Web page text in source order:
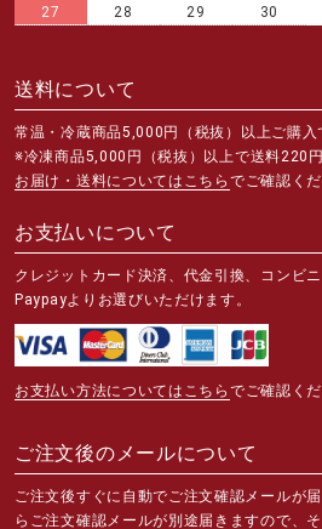
27
28 29 30
送料について
常温・冷蔵商品5,000円（税抜）以上ご購入
※冷凍商品5,000円（税抜）以上で送料220円
お届け・送料についてはこちら でご確認く
お支払いについて
クレジットカード決済、代金引換、コンビ
Paypayよりお選びいただけます。
お支払い方法についてはこちら でご確認く
ご注文後のメールについて
ご注文後すぐに自動でご注文確認メールが
らご注文確認メールが別途届きますので、